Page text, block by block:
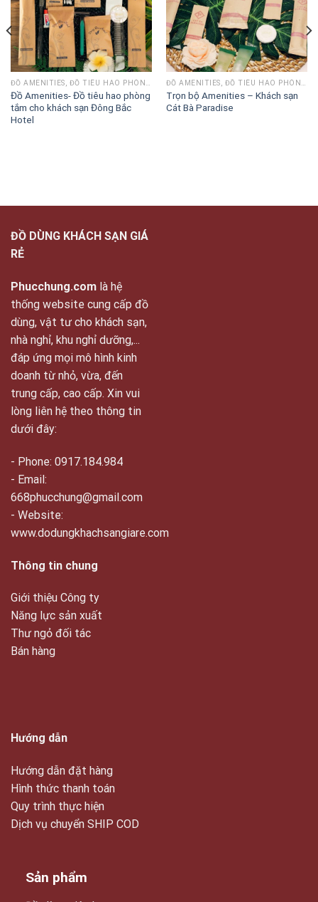
ĐỒ AMENITIES, ĐỒ TIÊU HAO PHÒNG TẮM
Đồ Amenities- Đồ tiêu hao phòng
tắm cho khách sạn Đông Bắc
Hotel
ĐỒ AMENITIES, ĐỒ TIÊU HAO PHÒNG TẮM
Trọn bộ Amenities – Khách sạn
Cát Bà Paradise
ĐỒ DÙNG KHÁCH SẠN GIÁ
RẺ
Phucchung.com là hệ
thống website cung cấp đồ
dùng, vật tư cho khách sạn,
nhà nghỉ, khu nghỉ dưỡng,...
đáp ứng mọi mô hình kinh
doanh từ nhỏ, vừa, đến
trung cấp, cao cấp. Xin vui
lòng liên hệ theo thông tin
dưới đây:
- Phone: 0917.184.984
- Email:
668phucchung@gmail.com
- Website:
www.dodungkhachsangiare.com
Thông tin chung
Giới thiệu Công ty
Năng lực sản xuất
Thư ngỏ đối tác
Bán hàng
Hướng dẫn
Hướng dẫn đặt hàng
Hình thức thanh toán
Quy trình thực hiện
Dịch vụ chuyển SHIP COD
Sản phẩm